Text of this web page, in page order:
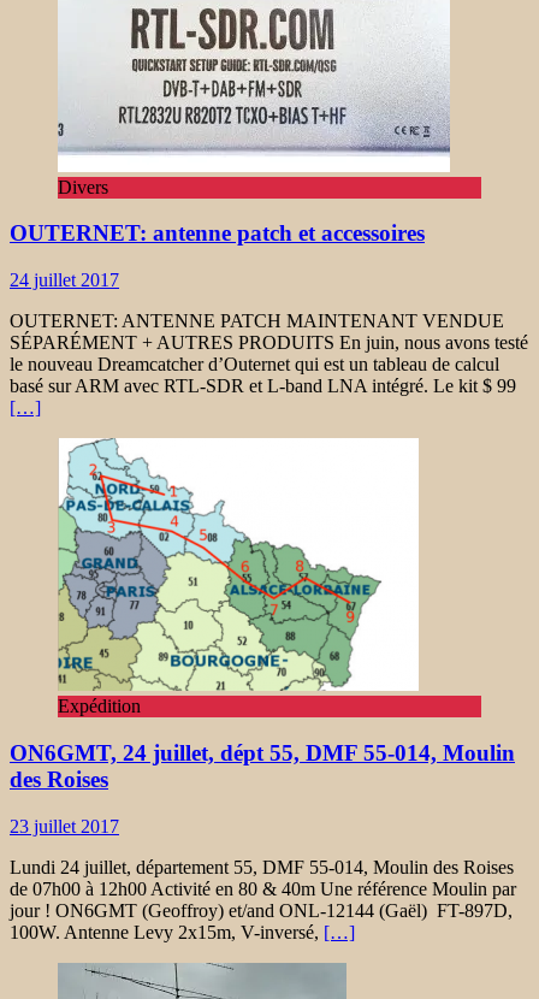
Divers
OUTERNET: antenne patch et accessoires
24 juillet 2017
OUTERNET: ANTENNE PATCH MAINTENANT VENDUE
SÉPARÉMENT + AUTRES PRODUITS En juin, nous avons testé
le nouveau Dreamcatcher d’Outernet qui est un tableau de calcul
basé sur ARM avec RTL-SDR et L-band LNA intégré. Le kit $ 99
[…]
Expédition
ON6GMT, 24 juillet, dépt 55, DMF 55-014, Moulin
des Roises
23 juillet 2017
Lundi 24 juillet, département 55, DMF 55-014, Moulin des Roises
de 07h00 à 12h00 Activité en 80 & 40m Une référence Moulin par
jour ! ON6GMT (Geoffroy) et/and ONL-12144 (Gaël) FT-897D,
100W. Antenne Levy 2x15m, V-inversé, […]